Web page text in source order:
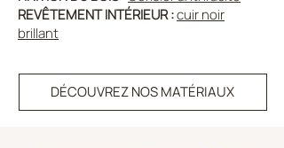
REVÊTEMENT INTÉRIEUR :cuir noir
brillant
DÉCOUVREZ NOS MATÉRIAUX